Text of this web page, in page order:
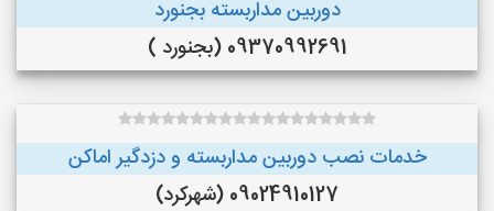
دوربین مداربسته بجنورد
09370992691 (بجنورد )
خدمات نصب دوربین مداربسته و دزدگیر اماکن
09024910127 (شهرکرد)